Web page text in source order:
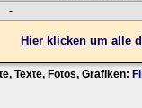
-
Hier klicken um alle
Texte, Fotos, Grafiken: